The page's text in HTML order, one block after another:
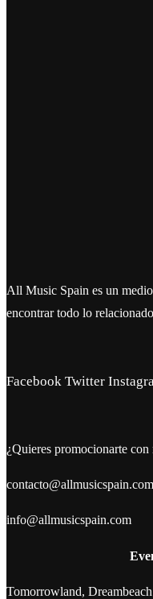
All Music Spain es un
encontrar todo lo
Facebook Twitter
¿Quieres promocionarte con
contacto@allmusicspain.com
info@allmusicspain.com
Tomorrowland,